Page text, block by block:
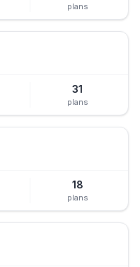
plans
31
plans
18
plans